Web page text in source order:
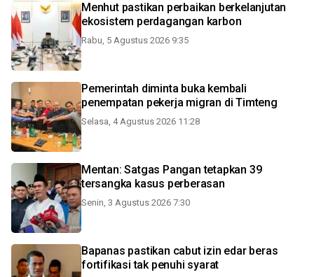
Menhut pastikan perbaikan berkelanjutan
ekosistem perdagangan karbon
Rabu, 5 Agustus 2026 9:35
Pemerintah diminta buka kembali
penempatan pekerja migran di Timteng
Selasa, 4 Agustus 2026 11:28
Mentan: Satgas Pangan tetapkan 39
tersangka kasus perberasan
Senin, 3 Agustus 2026 7:30
Bapanas pastikan cabut izin edar beras
fortifikasi tak penuhi syarat